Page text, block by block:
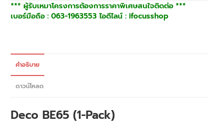
*** ผู้รับเหมาโครงการต้องการราคาพิเศษสนใจติดต่อ ***
เบอร์มือถือ : 063-1963553 ไอดีไลน์ : ifocusshop
คำอธิบาย
ดาวน์โหลด
Deco BE65 (1-Pack)